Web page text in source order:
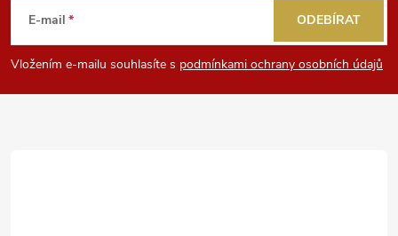
p
E-mail
Vložením e-mailu souhlasíte s podmínkami ochrany osobních údajů
ODEBÍRAT